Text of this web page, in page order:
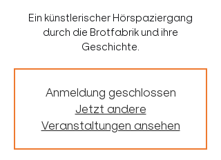
Ein künstlerischer Hörspaziergang
durch die Brotfabrik und ihre
Anmeldung geschlossen
Jetzt andere
Veranstaltungen ansehen